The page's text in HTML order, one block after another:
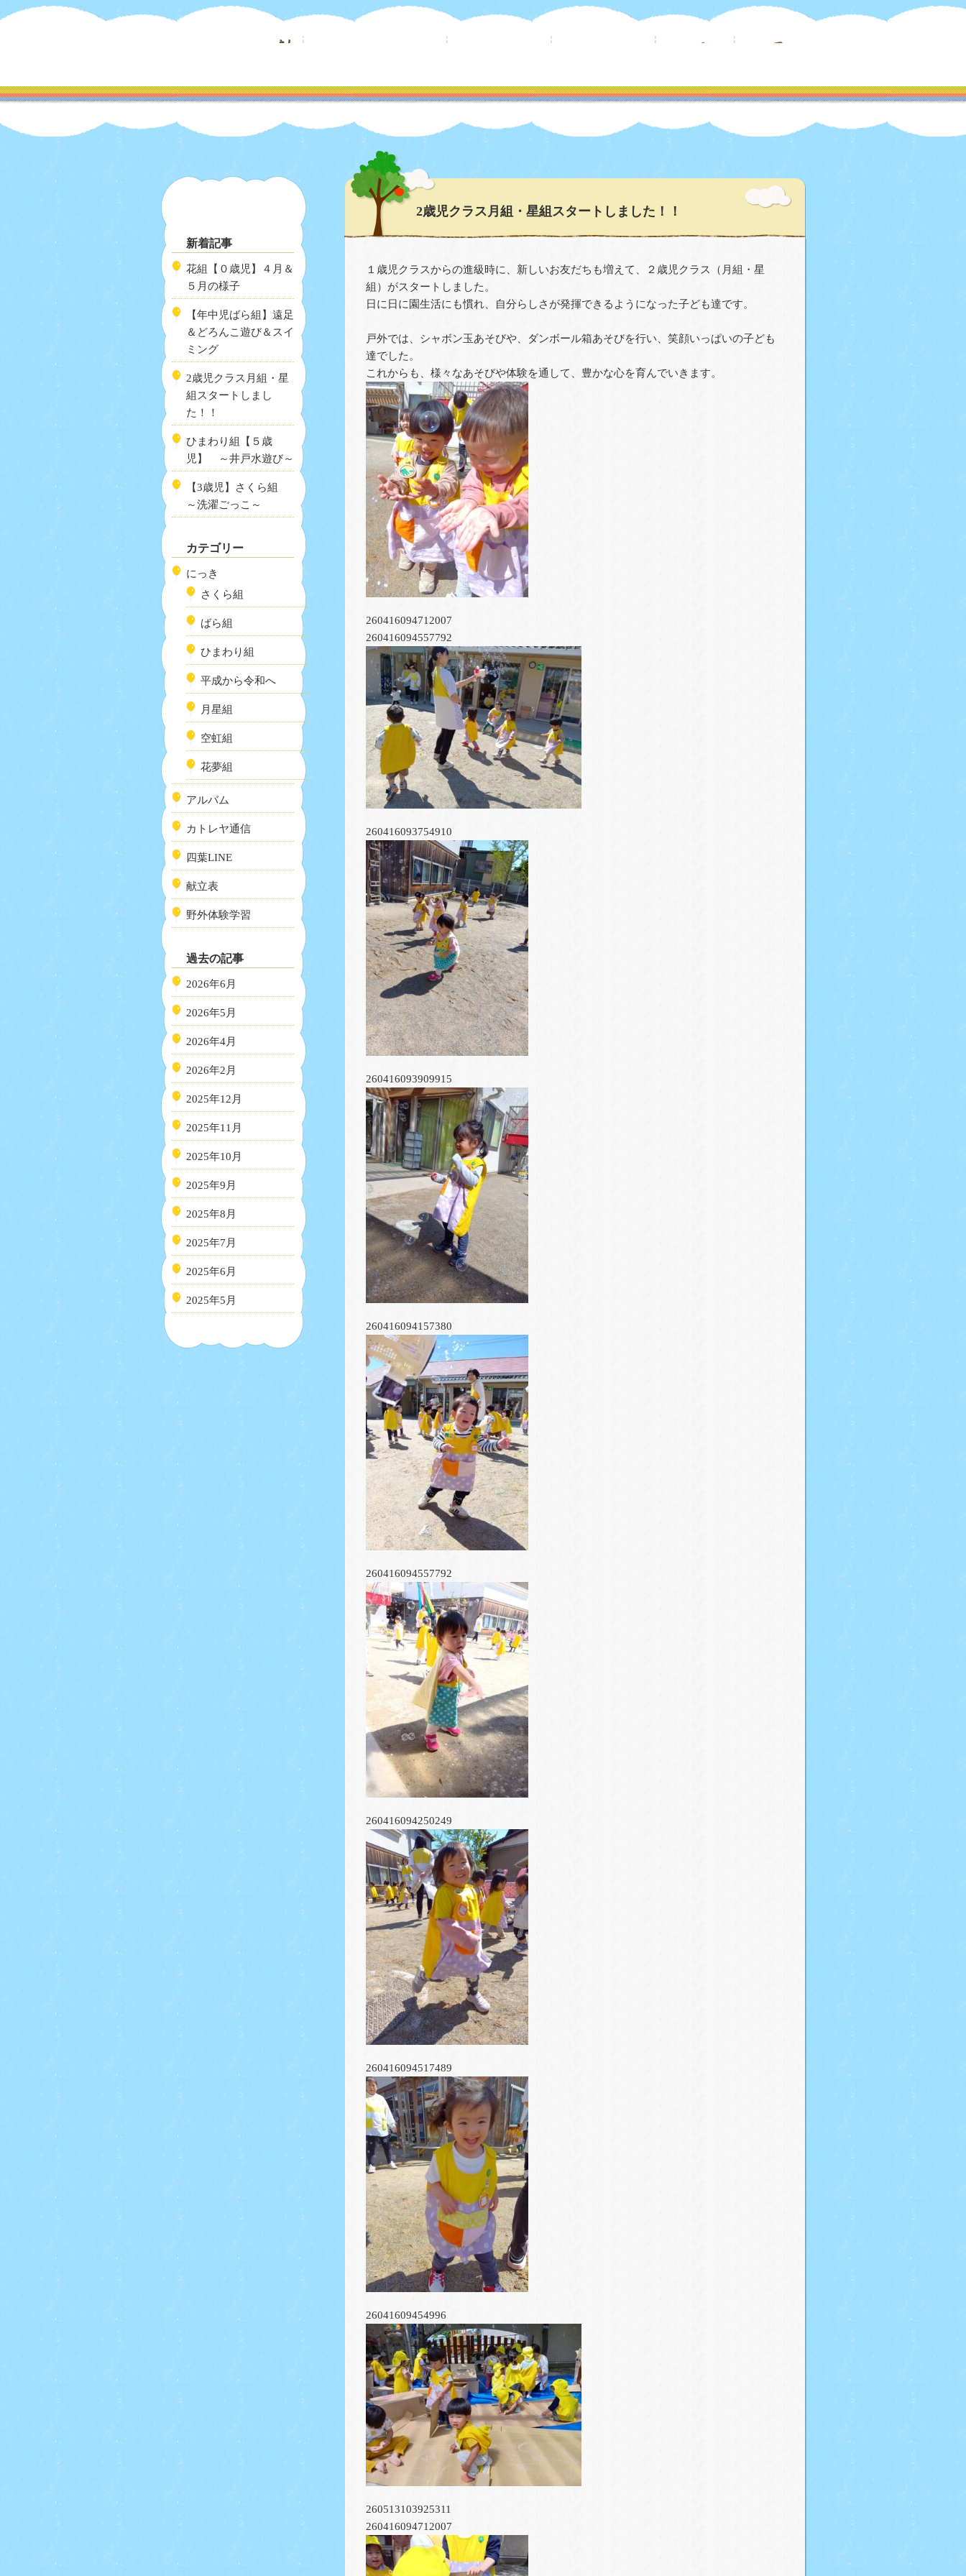
2歳児クラス月組・星組スタートしました！！
１歳児クラスからの進級時に、新しいお友だちも増えて、２歳児クラス（月組・星
組）がスタートしました。
日に日に園生活にも慣れ、自分らしさが発揮できるようになった子ども達です。
戸外では、シャボン玉あそびや、ダンボール箱あそびを行い、笑顔いっぱいの子ども
達でした。
これからも、様々なあそびや体験を通して、豊かな心を育んでいきます。
260416094712007
260416094557792
260416093754910
260416093909915
260416094157380
260416094557792
260416094250249
260416094517489
26041609454996
260513103925311
260416094712007
新着記事
花組【０歳児】４月＆
５月の様子
【年中児ばら組】遠足
＆どろんこ遊び＆スイ
ミング
2歳児クラス月組・星
組スタートしまし
た！！
ひまわり組【５歳
児】 ～井戸水遊び～
【3歳児】さくら組
～洗濯ごっこ～
カテゴリー
にっき
さくら組
ばら組
ひまわり組
平成から令和へ
月星組
空虹組
花夢組
アルバム
カトレヤ通信
四葉LINE
献立表
野外体験学習
過去の記事
2026年6月
2026年5月
2026年4月
2026年2月
2025年12月
2025年11月
2025年10月
2025年9月
2025年8月
2025年7月
2025年6月
2025年5月